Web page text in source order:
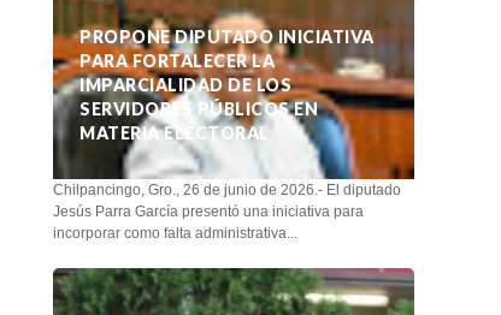
PROPONE DIPUTADO INICIATIVA
PARA FORTALECER LA
IMPARCIALIDAD DE LOS
SERVIDORES PÚBLICOS EN
MATERIA ELECTORAL
Chilpancingo, Gro., 26 de junio de 2026.- El diputado
Jesús Parra García presentó una iniciativa para
incorporar como falta administrativa...